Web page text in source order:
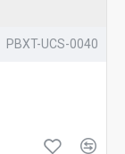
PBXT-UCS-0040